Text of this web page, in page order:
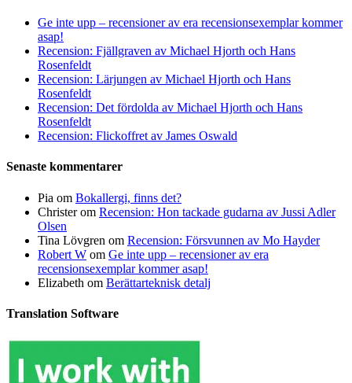
Ge inte upp – recensioner av era recensionsexemplar kommer
asap!
Recension: Fjällgraven av Michael Hjorth och Hans
Rosenfeldt
Recension: Lärjungen av Michael Hjorth och Hans
Rosenfeldt
Recension: Det fördolda av Michael Hjorth och Hans
Rosenfeldt
Recension: Flickoffret av James Oswald
Senaste kommentarer
Pia om Bokallergi, finns det?
Christerom Recension: Hon tackade gudarna av Jussi Adler
Olsen
Tina Lövgren om Recension: Försvunnen av Mo Hayder
Robert W om Ge inte upp – recensioner av era
recensionsexemplar kommer asap!
Elizabeth om Berättarteknisk detalj
Translation Software